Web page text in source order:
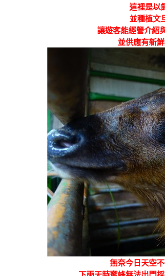
這裡是以
並種植文
讓遊客能經營介紹
並供應有新
無奈今日天空